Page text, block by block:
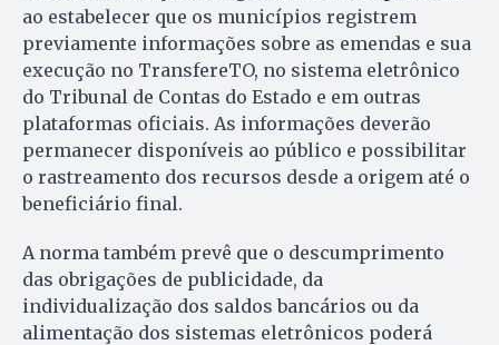
ao estabelecer que os municípios registrem
previamente informações sobre as emendas e sua
execução no TransfereTO, no sistema eletrônico
do Tribunal de Contas do Estado e em outras
plataformas oficiais. As informações deverão
permanecer disponíveis ao público e possibilitar
o rastreamento dos recursos desde a origem até o
beneficiário final.
A norma também prevê que o descumprimento
das obrigações de publicidade, da
individualização dos saldos bancários ou da
alimentação dos sistemas eletrônicos poderá